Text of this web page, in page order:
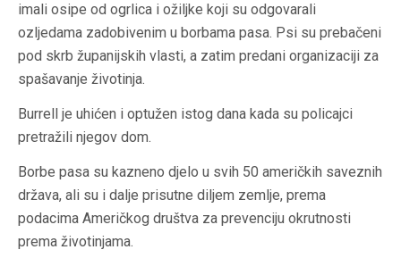
imali osipe od ogrlica i ožiljke koji su odgovarali
ozljedama zadobivenim u borbama pasa. Psi su prebačeni
pod skrb županijskih vlasti, a zatim predani organizaciji za
spašavanje životinja.
Burrell je uhićen i optužen istog dana kada su policajci
pretražili njegov dom.
Borbe pasa su kazneno djelo u svih 50 američkih saveznih
država, ali su i dalje prisutne diljem zemlje, prema
podacima Američkog društva za prevenciju okrutnosti
prema životinjama.